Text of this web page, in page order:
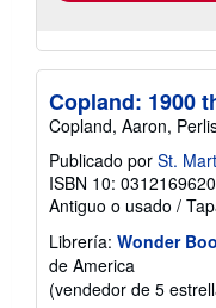
Copland: 1900
Copland, Aaron,
Publicado por St.
ISBN 10: 0312169620
Antiguo o usado /
Librería: Wonder
de America
(vendedor de 5